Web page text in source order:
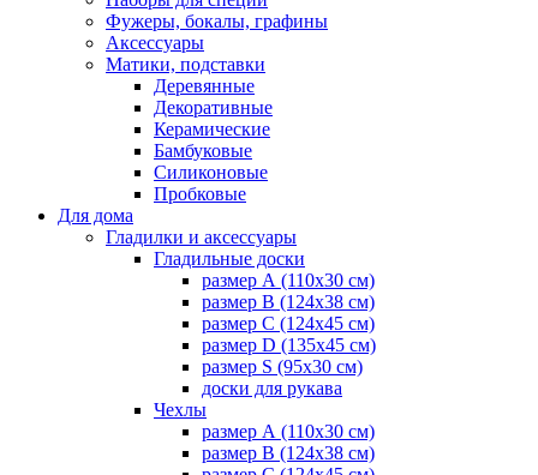
Фужеры, бокалы, графины
Аксессуары
Матики, подставки
Деревянные
Декоративные
Керамические
Бамбуковые
Силиконовые
Пробковые
Для дома
Гладилки и аксессуары
Гладильные доски
размер А (110х30 см)
размер В (124х38 см)
размер С (124х45 см)
размер D (135х45 см)
размер S (95х30 см)
доски для рукава
Чехлы
размер А (110х30 см)
размер В (124х38 см)